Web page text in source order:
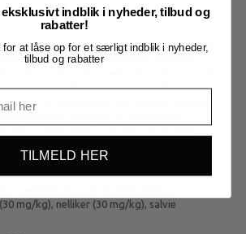
lakseprotein (16 %), tørret sild (14 %), gule
med tocopheroler), kikærter,
%, Ascophyllum nodosum), hydrolyserede
kilde til glucosamin, 260 mg/kg), blåbær
kurkumin, 150 mg/kg), frukto-
mg/kg), Yucca schidigera(100 mg/kg), inulin
mg/kg), nelliker (30 mg/kg), salvie
indblik i nyheder, tilbud og
rabatter!
for at låse op for et særligt indblik i nyheder,
tilbud og rabatter
TILMELD HER